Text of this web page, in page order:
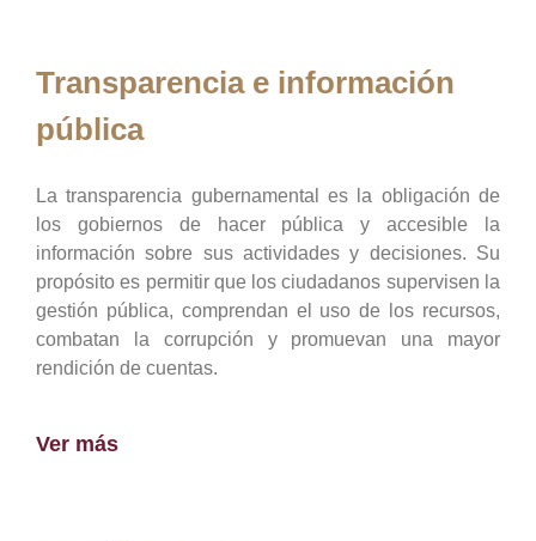
Transparencia e información
pública
La transparencia gubernamental es la obligación de
los gobiernos de hacer pública y accesible la
información sobre sus actividades y decisiones. Su
propósito es permitir que los ciudadanos supervisen la
gestión pública, comprendan el uso de los recursos,
combatan la corrupción y promuevan una mayor
rendición de cuentas.
Ver más